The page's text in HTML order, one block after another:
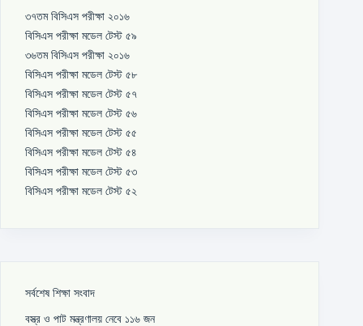
৩৭তম বিসিএস পরীক্ষা ২০১৬
বিসিএস পরীক্ষা মডেল টেস্ট ৫৯
৩৬তম বিসিএস পরীক্ষা ২০১৬
বিসিএস পরীক্ষা মডেল টেস্ট ৫৮
বিসিএস পরীক্ষা মডেল টেস্ট ৫৭
বিসিএস পরীক্ষা মডেল টেস্ট ৫৬
বিসিএস পরীক্ষা মডেল টেস্ট ৫৫
বিসিএস পরীক্ষা মডেল টেস্ট ৫৪
বিসিএস পরীক্ষা মডেল টেস্ট ৫৩
বিসিএস পরীক্ষা মডেল টেস্ট ৫২
সর্বশেষ শিক্ষা সংবাদ
বস্ত্র ও পাট মন্ত্রণালয় নেবে ১১৬ জন